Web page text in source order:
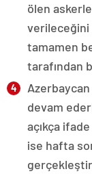
ölen
verileceğini
tamamen
tarafından
devam
açıkça
ise hafta